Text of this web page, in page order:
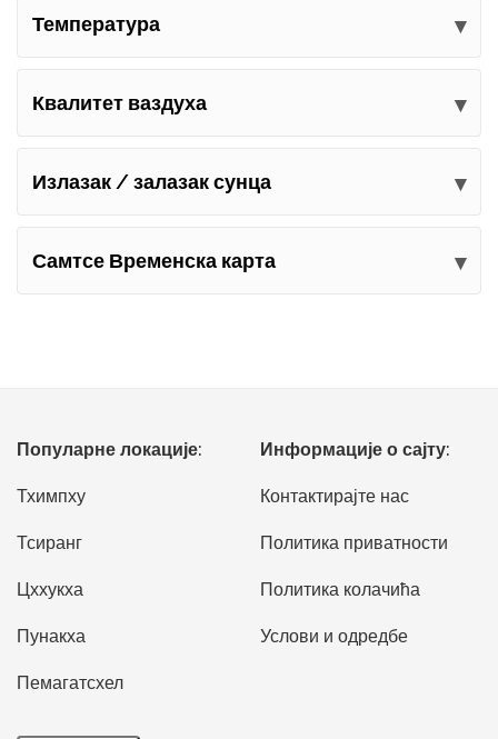
Температура
Квалитет ваздуха
Излазак / залазак сунца
Самтсе Временска карта
Популарне локације:
Тхимпху
Тсиранг
Цххукха
Пунакха
Пемагатсхел
Информације о сајту:
Контактирајте нас
Политика приватности
Политика колачића
Услови и одредбе